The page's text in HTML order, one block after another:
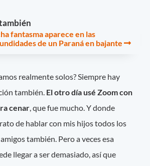
fantasma aparece en las
de un Paraná en bajante
realmente solos? Siempre hay
también. El otro día usé Zoom con
cenar, que fue mucho. Y donde
de hablar con mis hijos todos los
también. Pero a veces esa
llegar a ser demasiado, así que